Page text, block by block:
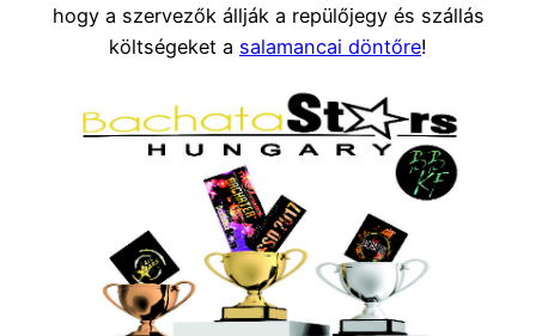
hogy a szervezők állják a repülőjegy és szállás
költségeket a salamancai döntőre!